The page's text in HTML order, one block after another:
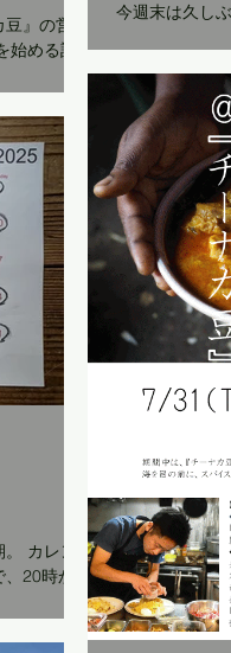
』の営業
める話
いると思
い季節
今週末は久し
く陽の中、ゆ
です（満席に
業は、イベン
カレン
、20時から
ニューでは